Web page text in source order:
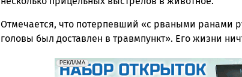
Отмечается, что потерпевший «с рваными ранами
головы был доставлен в травмпункт». Его жизни
erid: 2SDnjdqwufn
РЕКЛАМА
Реклама